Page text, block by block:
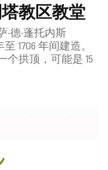
教区教堂
德·蓬托内斯
至 1706 年间建造。
个拱顶，可能是 15